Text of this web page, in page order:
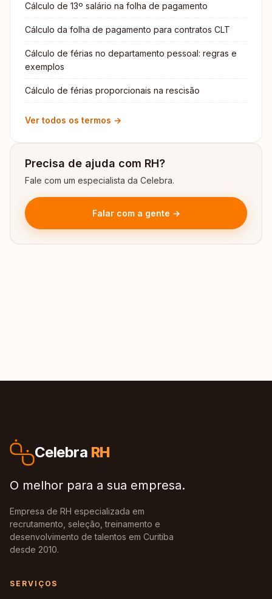
Cálculo de 13º salário na folha de pagamento
Cálculo da folha de pagamento para contratos CLT
Cálculo de férias no departamento pessoal: regras e
exemplos
Cálculo de férias proporcionais na rescisão
Ver todos os termos →
Precisa de ajuda com RH?
Fale com um especialista da Celebra.
Falar com a gente →
Celebra RH
O melhor para a sua empresa.
Empresa de RH especializada em
recrutamento, seleção, treinamento e
desenvolvimento de talentos em Curitiba
desde 2010.
SERVIÇOS